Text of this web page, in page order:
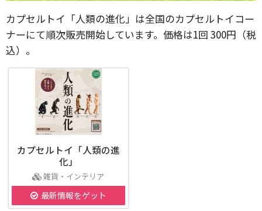
カプセルトイ「人類の進化」は全国のカプセルトイコー
ナーにて順次販売開始しています。価格は1回 300円（税
込）。
カプセルトイ「人類の進
化」
雑貨・インテリア
最新情報をゲット